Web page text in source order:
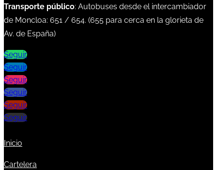
Transporte público: Autobuses desde el intercambiador
de Moncloa: 651 / 654. (655 para cerca en la glorieta de
Av. de España)
Seguir
Seguir
Seguir
Seguir
Seguir
Seguir
Inicio
Cartelera